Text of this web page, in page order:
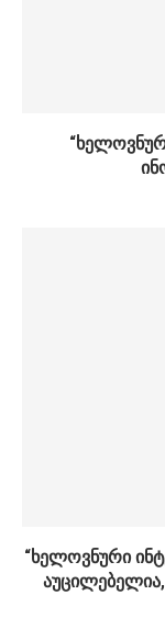
“ხელოვნური